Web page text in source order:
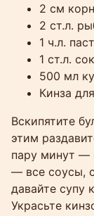
2 см
2 ст.л.
1 ч.л.
1 ст.л.
500 мл
Кинза
Вскипятите
этим
пару минут —
— все соусы,
давайте супу
Украсьте